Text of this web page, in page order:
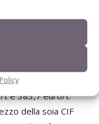
499,9 euro/t
americana
che si sono fermati
t e 383,7 euro/t.
della soia CIF